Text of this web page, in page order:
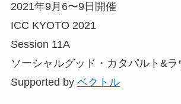
2021年9月6〜9日開催
ICC KYOTO 2021
Session 11A
ソーシャルグッド・カタパルト&
Supported by ベクトル